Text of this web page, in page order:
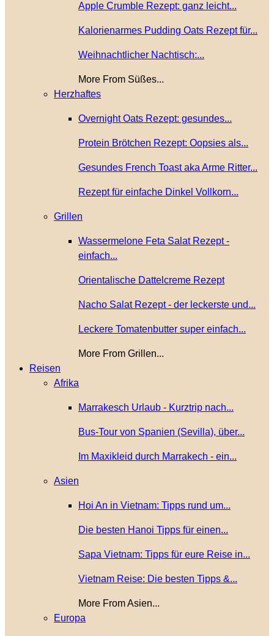
Apple Crumble Rezept: ganz leicht...
Kalorienarmes Pudding Oats Rezept für...
Weihnachtlicher Nachtisch:...
More From Süßes...
Herzhaftes
Overnight Oats Rezept: gesundes...
Protein Brötchen Rezept: Oopsies als...
Gesundes French Toast aka Arme Ritter...
Rezept für einfache Dinkel Vollkorn...
Grillen
Wassermelone Feta Salat Rezept -
einfach...
Orientalische Dattelcreme Rezept
Nacho Salat Rezept - der leckerste und...
Leckere Tomatenbutter super einfach...
More From Grillen...
Reisen
Afrika
Marrakesch Urlaub - Kurztrip nach...
Bus-Tour von Spanien (Sevilla), über...
Im Maxikleid durch Marrakech - ein...
Asien
Hoi An in Vietnam: Tipps rund um...
Die besten Hanoi Tipps für einen...
Sapa Vietnam: Tipps für eure Reise in...
Vietnam Reise: Die besten Tipps &...
More From Asien...
Europa